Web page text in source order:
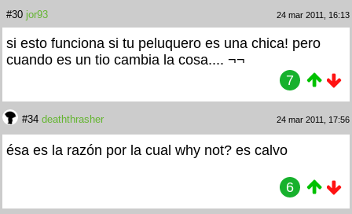
#30 jor93 24 mar 2011, 16:13
si esto funciona si tu peluquero es una chica! pero
cuando es un tio cambia la cosa.... ¬¬
7
#34 deaththrasher 24 mar 2011, 17:56
ésa es la razón por la cual why not? es calvo
6